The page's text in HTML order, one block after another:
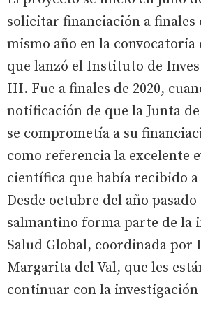
solicitar financiación a finales
mismo año en la
que lanzó el Instituto de
III. Fue a finales de 2020,
notificación de que la Junta
se comprometía a su
como referencia la excelente
científica que había recibido
Desde octubre del año
salmantino forma parte de la
Salud Global, coordinada por
Margarita del Val, que les
continuar con la